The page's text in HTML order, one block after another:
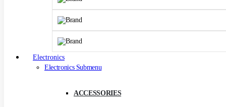
Electronics
Electronics Submenu
ACCESSORIES